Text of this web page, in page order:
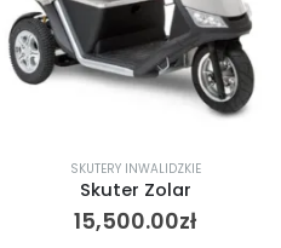
SKUTERY INWALIDZKIE
Skuter Zolar
15,500.00zł